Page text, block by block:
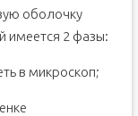
оболочку
имеется 2 фазы:
в микроскоп;